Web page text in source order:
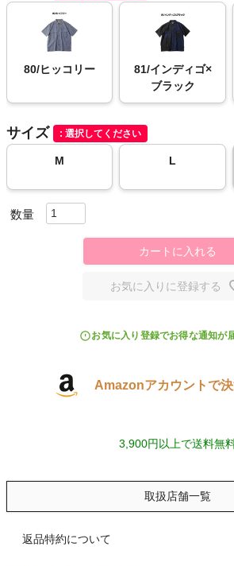
メンズカジュアルウェア
レディースカジュアルウェア
メンズスポーツウェア
レディーススポーツウェア
スポーツシューズ
ビジネス
80/ヒッコリー
81/インディゴ×
ブラック
サイズ 選択してください
M L
カートに入れる
お気に入りに登録する
お気に入り登録でお得な通知が
Amazonアカウントで決
3,900円以上で送料無
取扱店舗一覧
返品特約について